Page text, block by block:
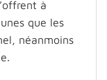
à
que les
néanmoins